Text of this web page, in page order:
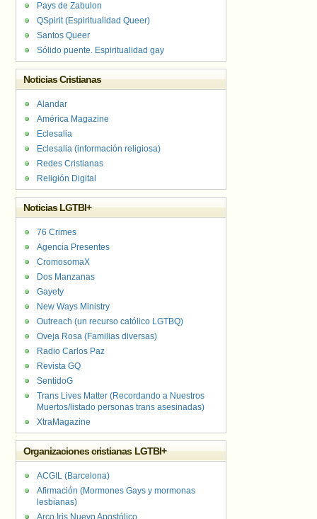
Pays de Zabulon
QSpirit (Espiritualidad Queer)
Santos Queer
Sólido puente. Espiritualidad gay
Noticias Cristianas
Alandar
América Magazine
Eclesalia
Eclesalia (información religiosa)
Redes Cristianas
Religión Digital
Noticias LGTBI+
76 Crimes
Agencia Presentes
CromosomaX
Dos Manzanas
Gayety
New Ways Ministry
Outreach (un recurso católico LGTBQ)
Oveja Rosa (Familias diversas)
Radio Carlos Paz
Revista GQ
SentidoG
Trans Lives Matter (Recordando a Nuestros
Muertos/listado personas trans asesinadas)
XtraMagazine
Organizaciones cristianas LGTBI+
ACGIL (Barcelona)
Afirmación (Mormones Gays y mormonas
lesbianas)
Arco Iris Nuevo Apostólico